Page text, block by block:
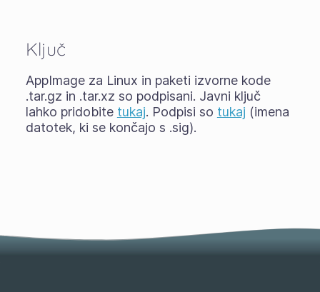
Ključ
AppImage za Linux in paketi izvorne kode
.tar.gz in .tar.xz so podpisani. Javni ključ
lahko pridobite tukaj. Podpisi so tukaj (imena
datotek, ki se končajo s .sig).